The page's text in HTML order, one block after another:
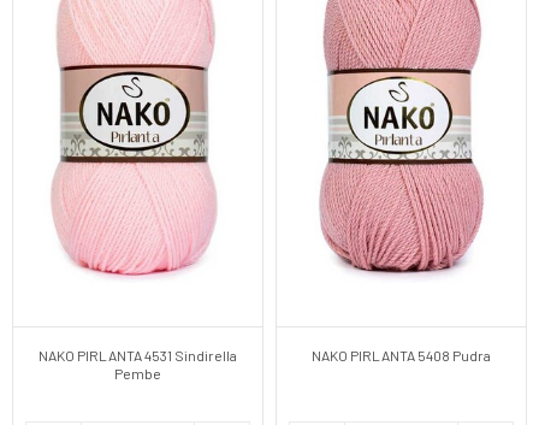
NAKO PIRLANTA 4531 Sindirella
Pembe
NAKO PIRLANTA 5408 Pudra